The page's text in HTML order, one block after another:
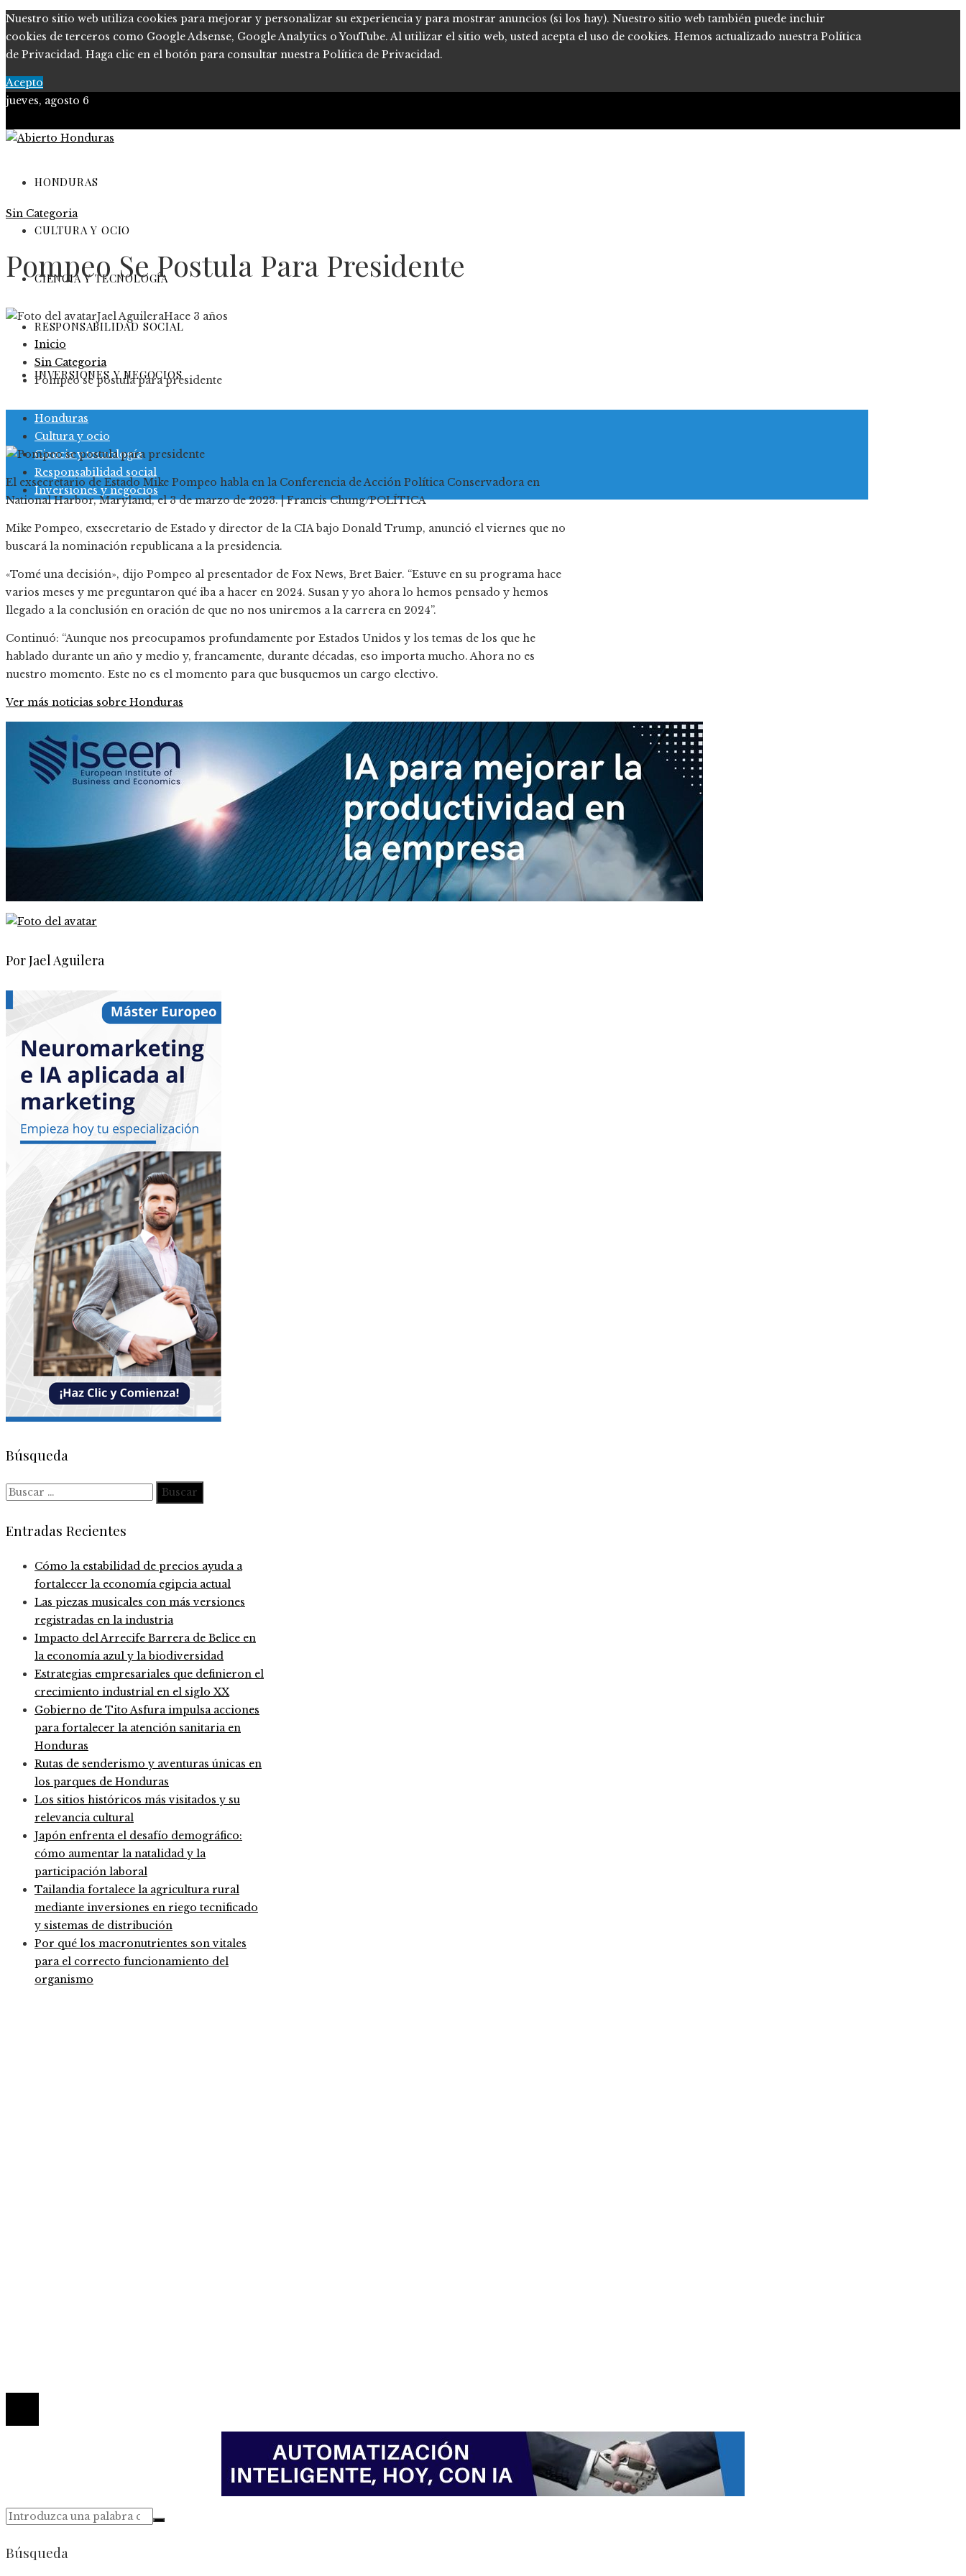
Nuestro sitio web utiliza cookies para mejorar y personalizar su experiencia y para mostrar anuncios (si los hay). Nuestro sitio web también puede incluir
cookies de terceros como Google Adsense, Google Analytics o YouTube. Al utilizar el sitio web, usted acepta el uso de cookies. Hemos actualizado nuestra Política
de Privacidad. Haga clic en el botón para consultar nuestra Política de Privacidad.
Acepto
jueves, agosto 6
Política de Privacidad
Marco Legal del Sitio
Quiénes somos
HONDURAS
CULTURA Y OCIO
CIENCIA Y TECNOLOGÍA
RESPONSABILIDAD SOCIAL
INVERSIONES Y NEGOCIOS
Honduras
Cultura y ocio
Ciencia y tecnología
Responsabilidad social
Inversiones y negocios
Sin Categoria
Pompeo Se Postula Para Presidente
Jael AguileraHace 3 años
Inicio
Sin Categoria
Pompeo se postula para presidente
El exsecretario de Estado Mike Pompeo habla en la Conferencia de Acción Política Conservadora en
National Harbor, Maryland, el 3 de marzo de 2023. | Francis Chung/POLÍTICA
Mike Pompeo, exsecretario de Estado y director de la CIA bajo Donald Trump, anunció el viernes que no
buscará la nominación republicana a la presidencia.
«Tomé una decisión», dijo Pompeo al presentador de Fox News, Bret Baier. “Estuve en su programa hace
varios meses y me preguntaron qué iba a hacer en 2024. Susan y yo ahora lo hemos pensado y hemos
llegado a la conclusión en oración de que no nos uniremos a la carrera en 2024”.
Continuó: “Aunque nos preocupamos profundamente por Estados Unidos y los temas de los que he
hablado durante un año y medio y, francamente, durante décadas, eso importa mucho. Ahora no es
nuestro momento. Este no es el momento para que busquemos un cargo electivo.
Ver más noticias sobre Honduras
Por Jael Aguilera
Búsqueda
Buscar:
Entradas Recientes
Cómo la estabilidad de precios ayuda a
fortalecer la economía egipcia actual
Las piezas musicales con más versiones
registradas en la industria
Impacto del Arrecife Barrera de Belice en
la economía azul y la biodiversidad
Estrategias empresariales que definieron el
crecimiento industrial en el siglo XX
Gobierno de Tito Asfura impulsa acciones
para fortalecer la atención sanitaria en
Honduras
Rutas de senderismo y aventuras únicas en
los parques de Honduras
Los sitios históricos más visitados y su
relevancia cultural
Japón enfrenta el desafío demográfico:
cómo aumentar la natalidad y la
participación laboral
Tailandia fortalece la agricultura rural
mediante inversiones en riego tecnificado
y sistemas de distribución
Por qué los macronutrientes son vitales
para el correcto funcionamiento del
organismo
Búsqueda